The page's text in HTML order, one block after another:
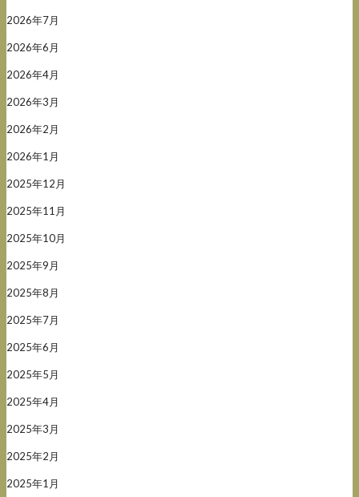
2026年7月
2026年6月
2026年4月
2026年3月
2026年2月
2026年1月
2025年12月
2025年11月
2025年10月
2025年9月
2025年8月
2025年7月
2025年6月
2025年5月
2025年4月
2025年3月
2025年2月
2025年1月